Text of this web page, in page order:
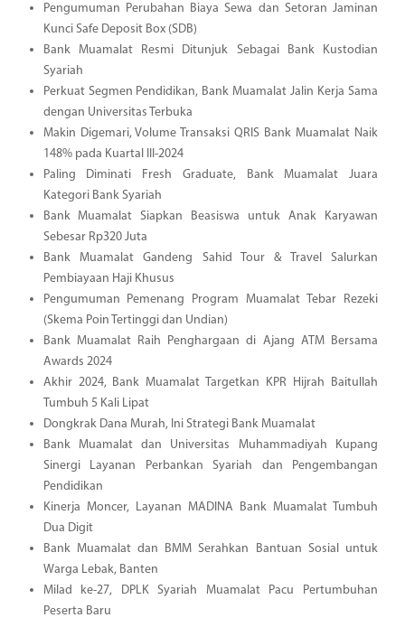
Pengumuman Perubahan Biaya Sewa dan Setoran Jaminan
Kunci Safe Deposit Box (SDB)
Bank Muamalat Resmi Ditunjuk Sebagai Bank Kustodian
Syariah
Perkuat Segmen Pendidikan, Bank Muamalat Jalin Kerja Sama
dengan Universitas Terbuka
Makin Digemari, Volume Transaksi QRIS Bank Muamalat Naik
148% pada Kuartal III-2024
Paling Diminati Fresh Graduate, Bank Muamalat Juara
Kategori Bank Syariah
Bank Muamalat Siapkan Beasiswa untuk Anak Karyawan
Sebesar Rp320 Juta
Bank Muamalat Gandeng Sahid Tour & Travel Salurkan
Pembiayaan Haji Khusus
Pengumuman Pemenang Program Muamalat Tebar Rezeki
(Skema Poin Tertinggi dan Undian)
Bank Muamalat Raih Penghargaan di Ajang ATM Bersama
Awards 2024
Akhir 2024, Bank Muamalat Targetkan KPR Hijrah Baitullah
Tumbuh 5 Kali Lipat
Dongkrak Dana Murah, Ini Strategi Bank Muamalat
Bank Muamalat dan Universitas Muhammadiyah Kupang
Sinergi Layanan Perbankan Syariah dan Pengembangan
Pendidikan
Kinerja Moncer, Layanan MADINA Bank Muamalat Tumbuh
Dua Digit
Bank Muamalat dan BMM Serahkan Bantuan Sosial untuk
Warga Lebak, Banten
Milad ke-27, DPLK Syariah Muamalat Pacu Pertumbuhan
Peserta Baru